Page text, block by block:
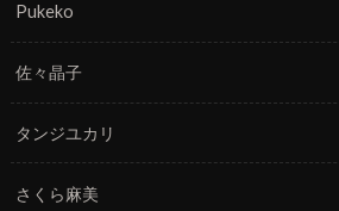
Pukeko
佐々晶子
タンジユカリ
さくら麻美